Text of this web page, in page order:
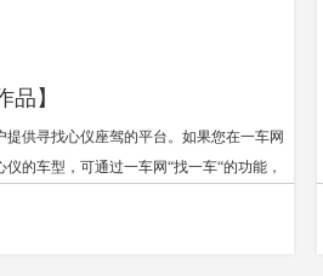
品】
提供寻找心仪座驾的平台。如果您在一车网
的车型，可通过一车网“找一车“的功能，
超值心仪座驾。